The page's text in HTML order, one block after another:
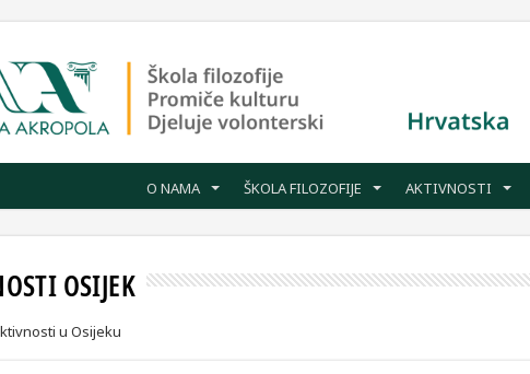
O NAMA ŠKOLA FILOZOFIJE AKTIVNOSTI
OSIJEK
u Osijeku